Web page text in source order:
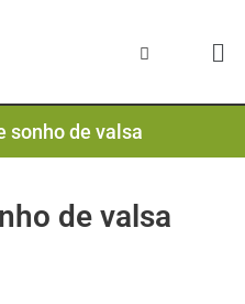
sonho de valsa
de valsa